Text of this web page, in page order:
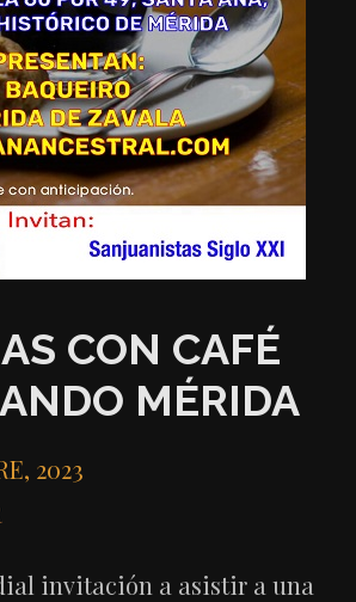
CON CAFÉ
MÉRIDA
2023
invitación a asistir a una